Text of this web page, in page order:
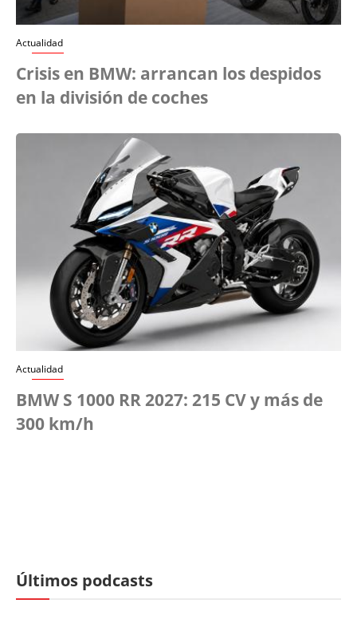
Actualidad
Crisis en BMW: arrancan los despidos
en la división de coches
Actualidad
BMW S 1000 RR 2027: 215 CV y más de
300 km/h
Últimos podcasts